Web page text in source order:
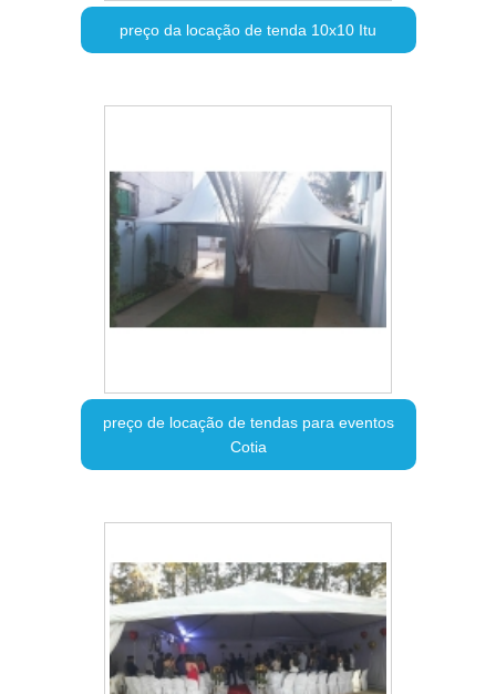
preço da locação de tenda 10x10 Itu
preço de locação de tendas para eventos
Cotia